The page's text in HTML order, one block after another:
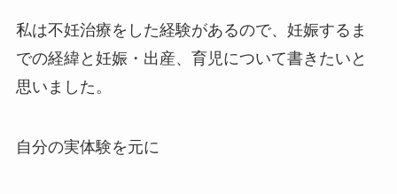
私は不妊治療をした経験があるので、妊娠するま
での経緯と妊娠・出産、育児について書きたいと
思いました。
自分の実体験を元に